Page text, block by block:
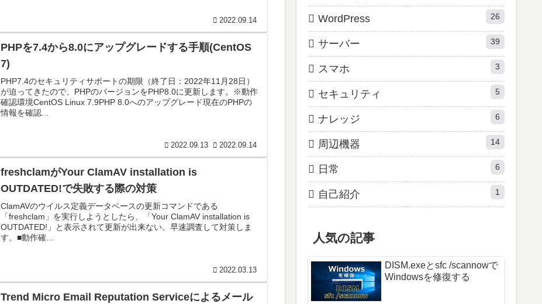
2022.09.14
PHPを7.4から8.0にアップグレードする手順(CentOS
7)
PHP7.4のセキュリティサポートの期限（終了日：2022年11月28日）
が迫ってきたので、PHPのバージョンをPHP8.0に更新します。※動作
確認環境CentOS Linux 7.9PHP 8.0へのアップグレード現在のPHPの
情報を確認...
2022.09.13 2022.09.14
freshclamがYour ClamAV installation is
OUTDATED!で失敗する際の対策
ClamAVのウイルス定義データベースの更新コマンドである
「freshclam」を実行しようとしたら、「Your ClamAV installation is
OUTDATED!」と表示されて更新が出来ない。早速調査して対策しま
す。■動作確...
2022.03.13
Trend Micro Email Reputation Serviceによるメール
WordPress 26
サーバー 39
スマホ 3
セキュリティ 5
ナレッジ 6
周辺機器 14
日常 6
自己紹介 1
人気の記事
DISM.exeとsfc /scannowで
Windowsを修復する